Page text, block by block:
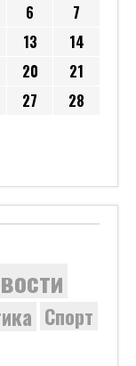
6
7
13
14
20
21
27
28
Спорт